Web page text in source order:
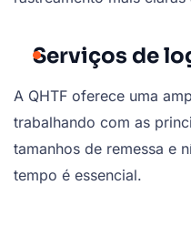
Serviços de
A QHTF oferece uma
trabalhando com as
tamanhos de remessa e
tempo é essencial.